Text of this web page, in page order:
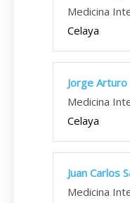
Medicina
Celaya
Jorge
Medicina
Celaya
Juan Carlos
Medicina